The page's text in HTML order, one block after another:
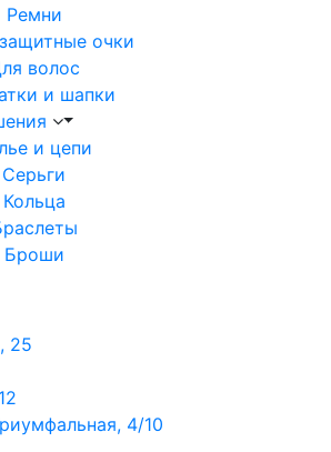
Ремни
очки
волос
и шапки
и цепи
Серьги
Кольца
Броши
25
4/10